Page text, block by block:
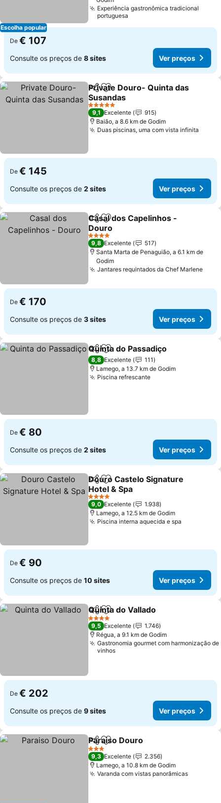
Escolha popular
Experiência gastronômica tradicional
portuguesa
De € 107
Consulte os preços de 8 sites Ver preços
PartilharAdicionar aos favoritos
Private Douro- Quinta das
Susandas
Ver preços
5 Estrelas
9,1 Excelente
915
Baião, a 8.6 km de Godim
Duas piscinas, uma com vista infinita
De € 145
Consulte os preços de 2 sites Ver preços
PartilharAdicionar aos favoritos
Casal dos Capelinhos -
Douro
Ver preços
4 Estrelas
9,8 Excelente
517
Santa Marta de Penaguião, a 6.1 km de
Godim
Jantares requintados da Chef MarleneVer
De € 170
Consulte os preços de 3 sites Ver preços
PartilharAdicionar aos favoritos
Quinta do Passadiço
8,8 Excelente
111
Lamego, a 13.7 km de Godim
Piscina refrescanteVer preços
De € 80
Consulte os preços de 2 sites Ver preços
PartilharAdicionar aos favoritos
Douro Castelo Signature
Hotel & Spa
Ver preços
4 Estrelas
9,0 Excelente
1.938
Lamego, a 12.5 km de Godim
Piscina interna aquecida e spa
De € 90
Consulte os preços de 10 sites Ver preços
PartilharAdicionar aos favoritos
Quinta do Vallado
4 Estrelas
9,5 Excelente
1.746
Régua, a 9.1 km de Godim
Gastronomia gourmet com harmonização de
vinhos
De € 202
Consulte os preços de 9 sites Ver preços
PartilharAdicionar aos favoritos
Paraiso Douro
3 Estrelas
9,3 Excelente
2.356
Lamego, a 10.8 km de Godim
Varanda com vistas panorâmicasVer